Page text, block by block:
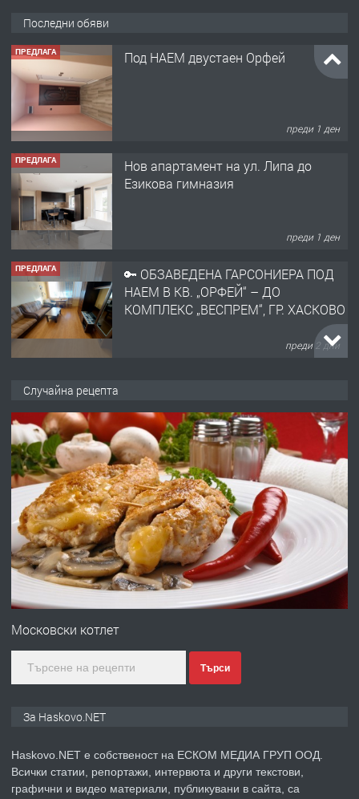
Последни обяви
ПРЕДЛАГА Под НАЕМ двустаен Орфей
преди 1 ден
ПРЕДЛАГА
Нов апартамент на ул. Липа до
Езикова гимназия
преди 1 ден
ПРЕДЛАГА
🔑 ОБЗАВЕДЕНА ГАРСОНИЕРА ПОД
НАЕМ В КВ. „ОРФЕЙ“ – ДО
КОМПЛЕКС „ВЕСПРЕМ“, ГР. ХАСКОВО
преди 2 дни
АПАРТАМЕНТ В ЦЕНТЪРА НА ГР.
ХАСКОВО
преди 3 дни
ПРЕДЛАГА Давам гараж под наем
преди 3 дни
№4120 Магазин/Офис под наем в кв.
преди 4 дни
Случайна рецепта
Московски котлет
Търси
За Haskovo.NET
Haskovo.NET е собственост на ЕСКОМ МЕДИА ГРУП ООД.
Всички статии, репортажи, интервюта и други текстови,
графични и видео материали, публикувани в сайта, са